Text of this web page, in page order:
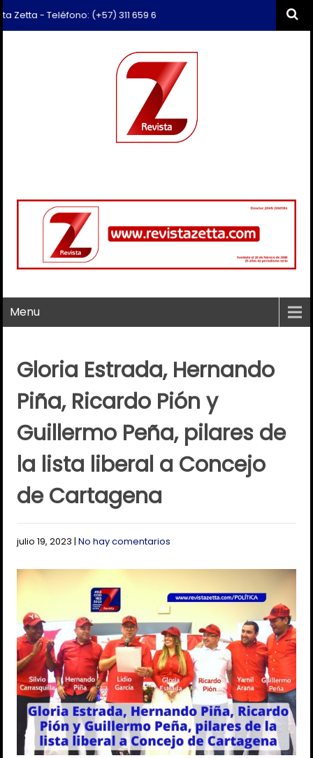
(+57) 311 659 6374 - Correo: revista.zetta@gmail.com
Menu
Gloria Estrada, Hernando
Piña, Ricardo Pión y
Guillermo Peña, pilares de
la lista liberal a Concejo
de Cartagena
julio 19, 2023 |No hay comentarios